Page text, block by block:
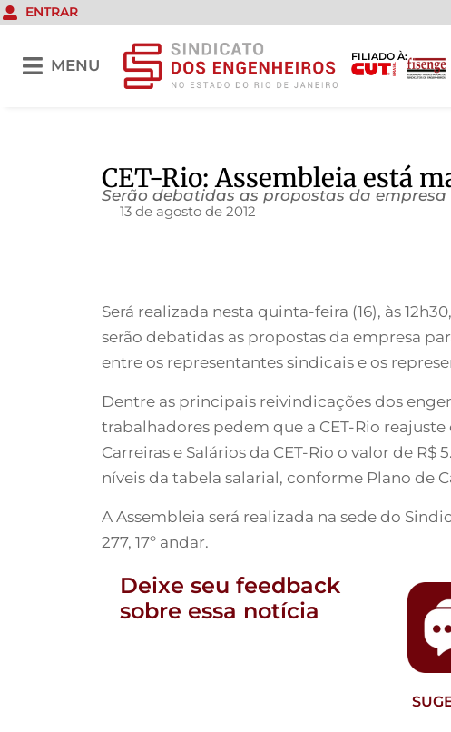
ENTRAR
MENU
FILIADO À:
CET-Rio: Assembleia está
Serão debatidas as propostas da
13 de agosto de 2012
Será realizada nesta quinta-feira (16), às
serão debatidas as propostas da empresa
entre os representantes sindicais e os
Dentre as principais reivindicações dos
trabalhadores pedem que a CET-Rio reajuste
Carreiras e Salários da CET-Rio o valor de
níveis da tabela salarial, conforme Plano de
A Assembleia será realizada na sede do
277, 17º andar.
Deixe seu feedback
sobre essa notícia